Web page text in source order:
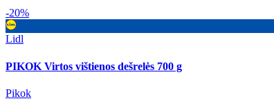
-20%
Lidl
PIKOK Virtos vištienos dešrelės 700 g
Pikok